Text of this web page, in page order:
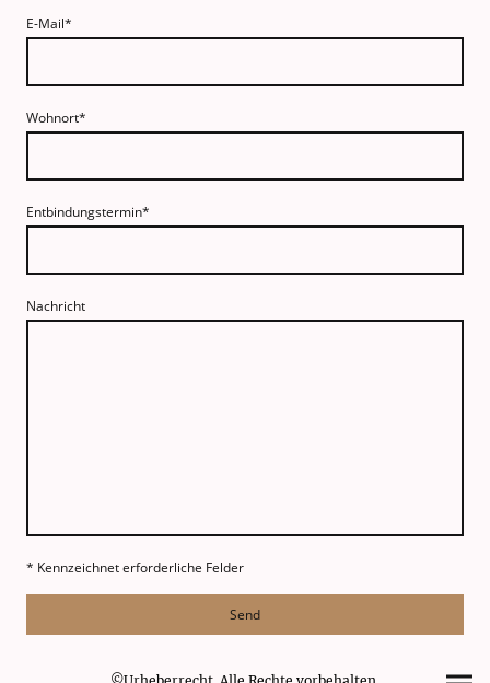
E-Mail*
Wohnort*
Entbindungstermin*
Nachricht
* Kennzeichnet erforderliche Felder
Send